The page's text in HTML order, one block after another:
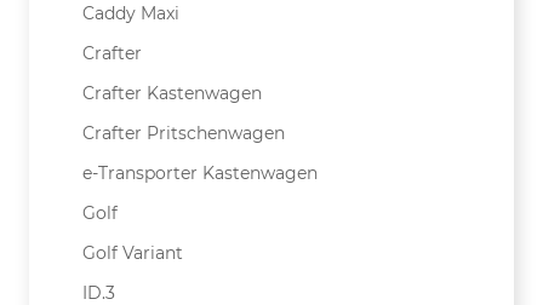
Caddy Maxi
Crafter
Crafter Kastenwagen
Crafter Pritschenwagen
e-Transporter Kastenwagen
Golf
Golf Variant
ID.3